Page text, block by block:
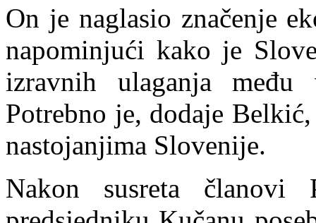
On je naglasio značenje
napominjući kako je
izravnih ulaganja
Potrebno je, dodaje
nastojanjima Slovenije.
Nakon susreta članovi